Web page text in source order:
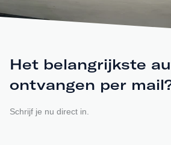
Het belangrijkste
ontvangen per
Schrijf je nu direct in.